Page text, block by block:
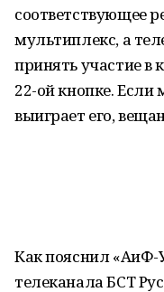
соответствующее
мультиплекс, а
принять участие в
22-ой кнопке.
выиграет его,
Как пояснил «АиФ-
телеканала БСТ